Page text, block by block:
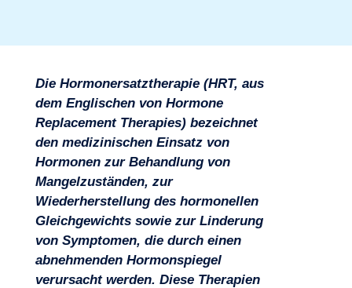
Branchen
Die Hormonersatztherapie (HRT, aus
dem Englischen von Hormone
Replacement Therapies) bezeichnet
den medizinischen Einsatz von
Hormonen zur Behandlung von
Mangelzuständen, zur
Wiederherstellung des hormonellen
Gleichgewichts sowie zur Linderung
von Symptomen, die durch einen
abnehmenden Hormonspiegel
verursacht werden. Diese Therapien